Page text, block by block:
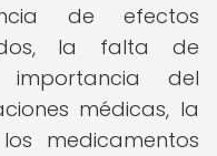
de efectos
la falta de
del
médicas, la
medicamentos